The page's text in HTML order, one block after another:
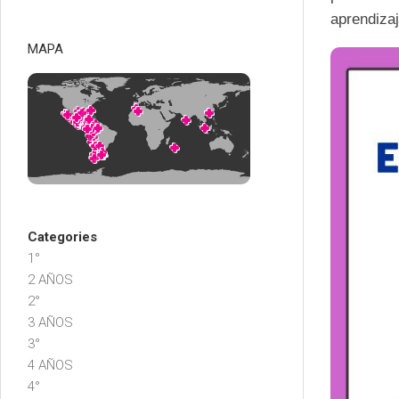
MAPA
Categories
1°
2 AÑOS
2°
3 AÑOS
3°
4 AÑOS
4°